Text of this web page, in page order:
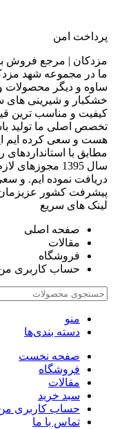
پرداخت امن
مزدکان | مرجع فروش
ما در مجموعه شهد
ساوه و دیگر محصولات
خشکبار و شیرینی های
کیفیت و مناسب ترین
تخصص اصلی ما تولید
هست و سعی کرده ایم
مطابق با استانداردهای
سال 1395
دریافت نموده ایم. و
پیشرفت کشور
لینک های سریع
صفحه اصلی
مقالات
فروشگاه
حساب کاربری
منو
دسته بندی‌ها
صفحه نخست
فروشگاه
مقالات
سبد خرید
حساب کاربری
تماس با ما